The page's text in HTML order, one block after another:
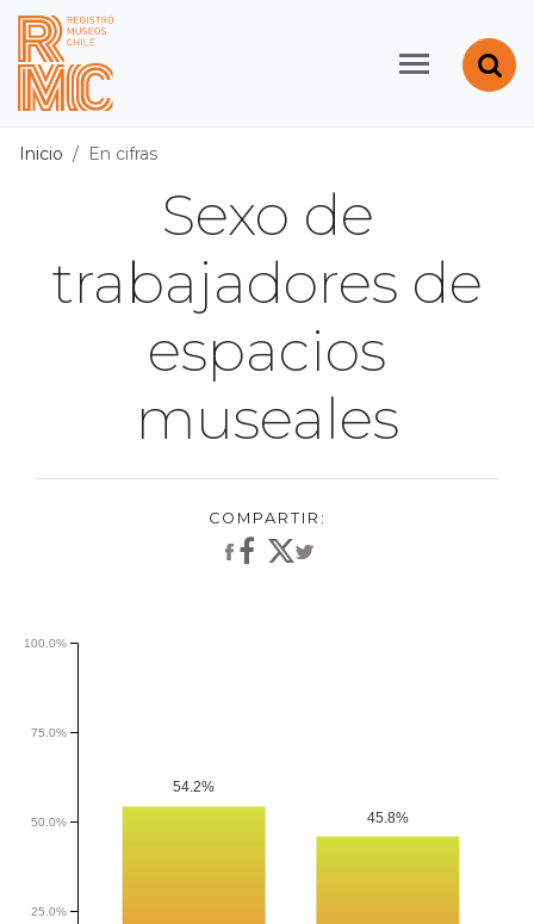
Contenido principal
Registro de Museos
Inicio En cifras
Sexo de
trabajadores de
espacios
museales
54.2%
45.8%
25.0%
50.0%
75.0%
100.0%